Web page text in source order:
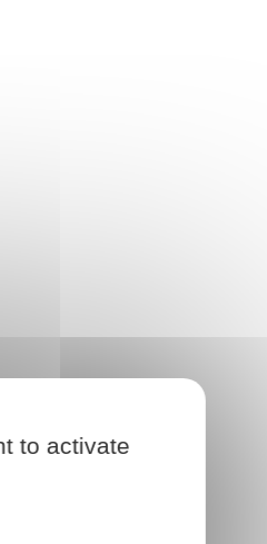
to activate